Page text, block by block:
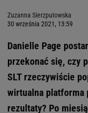
Zuzanna Sierzputowska
30 września 2021, 13:59
Danielle Page
przekonać się, czy
SLT rzeczywiście
wirtualna platforma
rezultaty? Po